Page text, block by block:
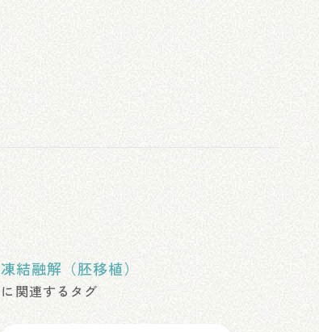
凍結融解（胚移植）
に関連するタグ